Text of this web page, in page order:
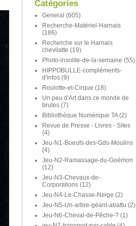
Catégories
General (605)
Recherche-Matériel-Harnais
(186)
Recherche sur le Harnais
chevilatte (19)
Photo-insolite-de-la-semaine (55)
HIPPOBULLE-compléments-
d'infos (9)
Roulotte-et-Cirque (18)
Un peu d'Art dans ce monde de
brutes (7)
Bibliothèque Numérique TA (2)
Revue de Presse - Livres - Sites
(4)
Jeu-N1-Boeufs-des-Gds-Moulins
(4)
Jeu-N2-Ramassage-du-Goémon
(12)
Jeu-N3-Chevaux-de-
Corporations (12)
Jeu-N4-Le-Chasse-Neige (2)
Jeu-N5-Un-arbre-géant-abattu (2)
Jeu-N6-Cheval-de-Pêche-? (1)